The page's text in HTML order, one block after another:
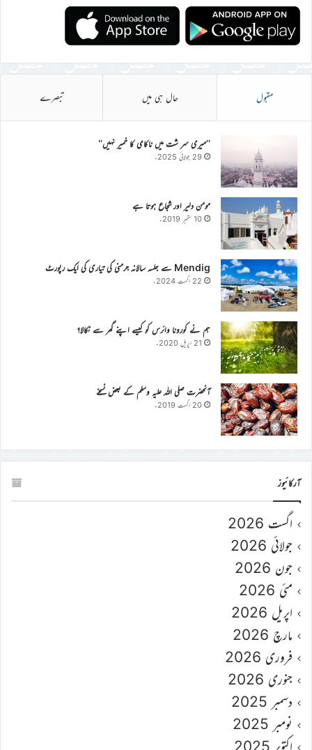
مقبول حال ہی میں تبصرے
’’میری سر شت میں ناکامی کا خمیر نہیں‘‘
29 جولائی 2025ء
مومن دلیر اور شجاع ہوتا ہے
10 ستمبر 2019ء
Mendig سے جلسہ سالانہ جرمنی کی تیاری کی ایک رپورٹ
22 اگست 2024ء
ہم نے کورونا وائرس کو کیسے اپنے گھر سے نکالا؟
21 اپریل 2020ء
آنحضرت صلی اللہ علیہ وسلم کے بعض نسخے
20 اگست 2019ء
آرکائیوز
اگست 2026
جولائی 2026
جون 2026
مئی 2026
اپریل 2026
مارچ 2026
فروری 2026
جنوری 2026
دسمبر 2025
نومبر 2025
اکتوبر 2025